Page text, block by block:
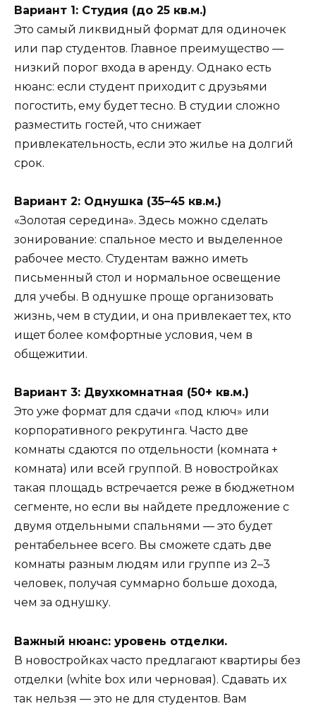
Вариант 1: Студия (до 25 кв.м.)
Это самый ликвидный формат для одиночек
или пар студентов. Главное преимущество —
низкий порог входа в аренду. Однако есть
нюанс: если студент приходит с друзьями
погостить, ему будет тесно. В студии сложно
разместить гостей, что снижает
привлекательность, если это жилье на долгий
срок.
Вариант 2: Однушка (35–45 кв.м.)
«Золотая середина». Здесь можно сделать
зонирование: спальное место и выделенное
рабочее место. Студентам важно иметь
письменный стол и нормальное освещение
для учебы. В однушке проще организовать
жизнь, чем в студии, и она привлекает тех, кто
ищет более комфортные условия, чем в
общежитии.
Вариант 3: Двухкомнатная (50+ кв.м.)
Это уже формат для сдачи «под ключ» или
корпоративного рекрутинга. Часто две
комнаты сдаются по отдельности (комната +
комната) или всей группой. В новостройках
такая площадь встречается реже в бюджетном
сегменте, но если вы найдете предложение с
двумя отдельными спальнями — это будет
рентабельнее всего. Вы сможете сдать две
комнаты разным людям или группе из 2–3
человек, получая суммарно больше дохода,
чем за однушку.
Важный нюанс: уровень отделки.
В новостройках часто предлагают квартиры без
отделки (white box или черновая). Сдавать их
так нельзя — это не для студентов. Вам